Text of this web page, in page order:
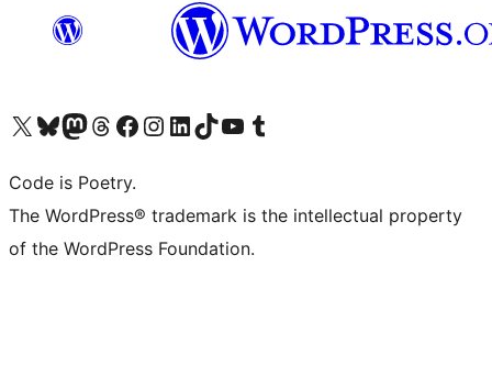
ຢ້ຽມຊົມບັນຊີ X (ຊື່ເກົ່າ Twitter) ຂອງພວກເຮົາຢ້ຽມຊົມບັນຊີ Bluesky ຂອງພວກເຮົາຢ້ຽມຊົມບັນຊີ Mastodon ຂອງພວກເຮົາຢ້ຽມຊົມບັນຊີ Threads ຂອງພວກເຮົາຢ້ຽມຊົມໜ້າ Facebook ຂອງພວກເຮົາຢ້ຽມຊົມບັນຊີ Instagram ຂອງພວກເຮົາຢ້ຽມຊົມບັນຊີ LinkedIn ຂອງພວກເຮົາຢ້ຽມຊົມບັນຊີ TikTok ຂອງພວກເຮົາຢ້ຽມຊົມຊ່ອງ YouTube ຂອງພວກເຮົາຢ້ຽມຊົມບັນຊີ Tumblr ຂອງພວກເຮົາ
Code is Poetry.
The WordPress® trademark is the intellectual property
of the WordPress Foundation.